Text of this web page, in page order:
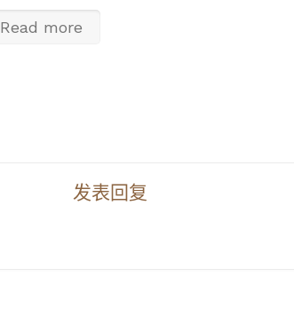
Read more
发表回复